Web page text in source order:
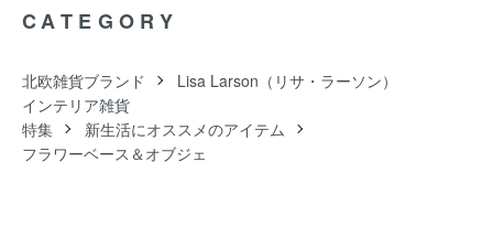
CATEGORY
北欧雑貨ブランド
Lisa Larson（リサ・ラーソン）
インテリア雑貨
特集
新生活にオススメのアイテム
フラワーベース＆オブジェ